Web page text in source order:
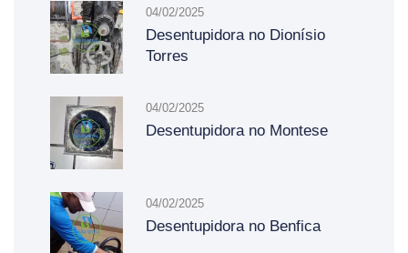
04/02/2025
Desentupidora no Dionísio
Torres
04/02/2025
Desentupidora no Montese
04/02/2025
Desentupidora no Benfica